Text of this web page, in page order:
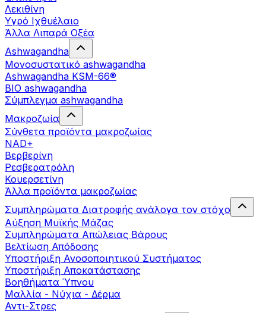
Λεκιθίνη
Υγρό Ιχθυέλαιο
Άλλα Λιπαρά Οξέα
Ashwagandha
Μονοσυστατικό ashwagandha
Ashwagandha KSM-66®
BIO ashwagandha
Σύμπλεγμα ashwagandha
Μακροζωία
Σύνθετα προϊόντα μακροζωίας
NAD+
Βερβερίνη
Ρεσβερατρόλη
Κουερσετίνη
Άλλα προϊόντα μακροζωίας
Συμπληρώματα Διατροφής ανάλογα τον στόχο
Αύξηση Μυϊκής Μάζας
Συμπληρώματα Aπώλειας Βάρους
Βελτίωση Απόδοσης
Υποστήριξη Ανοσοποιητικού Συστήματος
Yποστήριξη Αποκατάστασης
Βοηθήματα Ύπνου
Μαλλία - Νύχια - Δέρμα
Αντι-Στρες